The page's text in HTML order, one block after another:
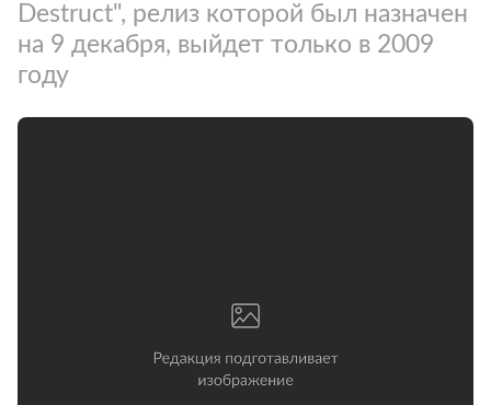
Destruct", релиз которой был назначен
на 9 декабря, выйдет только в 2009
году